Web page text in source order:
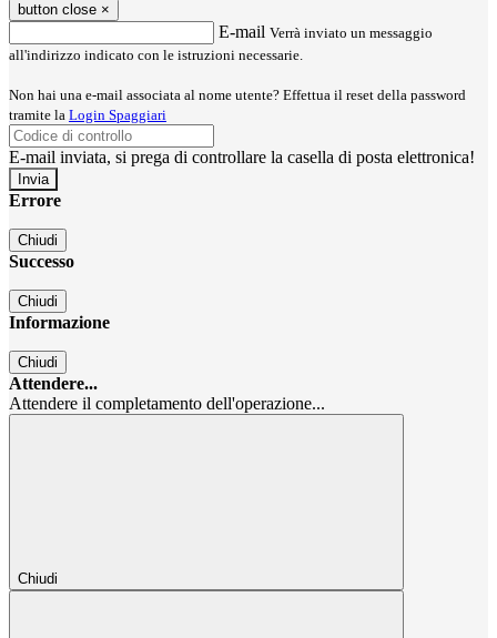
button close ×
E-mail Verrà inviato un messaggio
all'indirizzo indicato con le istruzioni necessarie.
Non hai una e-mail associata al nome utente? Effettua il reset della password
tramite la Login Spaggiari
E-mail inviata, si prega di controllare la casella di posta elettronica!
Errore
Chiudi
Successo
Chiudi
Informazione
Chiudi
Attendere...
Attendere il completamento dell'operazione...
Chiudi